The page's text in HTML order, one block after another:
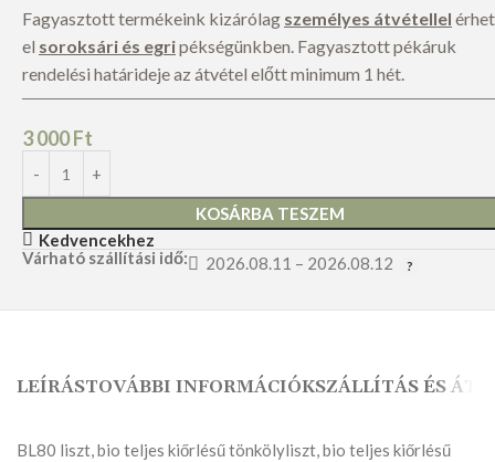
Fagyasztott termékeink kizárólag személyes átvétellel
el soroksári és egripékségünkben. Fagyasztott pékáruk
rendelési határideje az átvétel előtt minimum 1 hét.
3 000Ft
KOSÁRBA TESZEM
Kedvencekhez
Várható szállítási idő:
2026.08.11 – 2026.08.12
LEÍRÁSTOVÁBBI INFORMÁCIÓKSZÁLLÍTÁS ÉS
BL80 liszt, bio teljes kiőrlésű tönkölyliszt, bio teljes kiőrlésű